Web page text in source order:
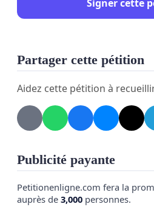
politiques belges de :
protéger le titre
définir des normes de
de formation,
que le professionnalisme
reconnus.
Nous croyons que chaque
Signer cette
Partager cette pétition
Aidez cette pétition à
Publicité payante
Petitionenligne.com fera la
auprès de 3,000 personnes.